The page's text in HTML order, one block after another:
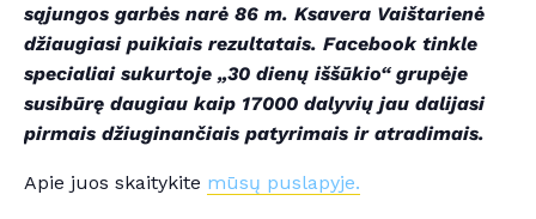
sąjungos garbės narė 86 m. Ksavera Vaištarienė
džiaugiasi puikiais rezultatais. Facebook tinkle
specialiai sukurtoje „30 dienų iššūkio“ grupėje
susibūrę daugiau kaip 17000 dalyvių jau dalijasi
pirmais džiuginančiais patyrimais ir atradimais.
Apie juos skaitykite mūsų puslapyje.